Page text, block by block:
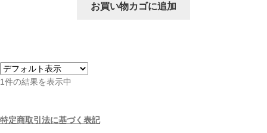
お買い物カゴに追加
1件の結果を表示中
特定商取引法に基づく表記